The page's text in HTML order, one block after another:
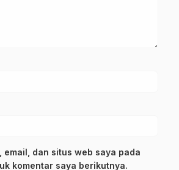
email, dan situs web saya pada
komentar saya berikutnya.